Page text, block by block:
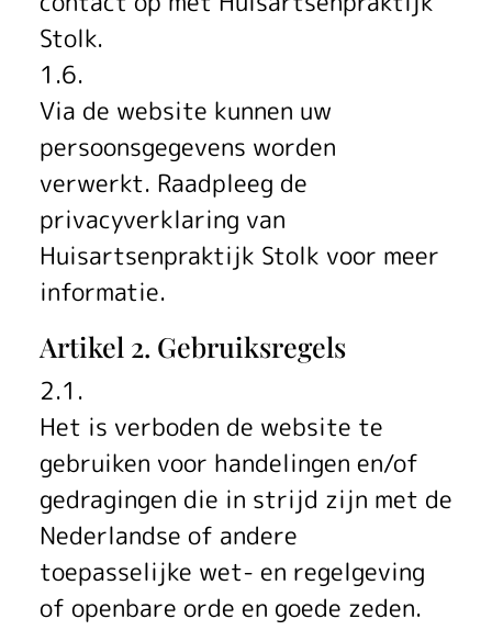
Stolk.
1.6.
Via de website kunnen uw
persoonsgegevens worden
verwerkt. Raadpleeg de
privacyverklaring van
Huisartsenpraktijk Stolk voor meer
informatie.
Artikel 2. Gebruiksregels
2.1.
Het is verboden de website te
gebruiken voor handelingen en/of
gedragingen die in strijd zijn met de
Nederlandse of andere
toepasselijke wet- en regelgeving
of openbare orde en goede zeden.